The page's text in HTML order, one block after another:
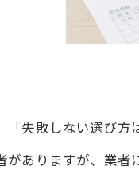
「失敗しない選び方
ありますが、業